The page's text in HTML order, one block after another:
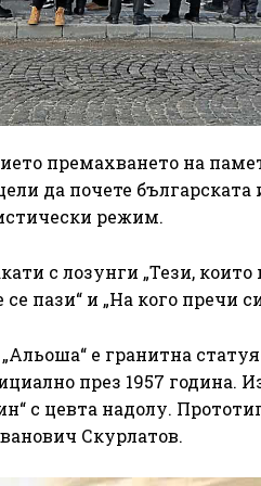
премахването на
да почете
режим.
с лозунги „Тези,
пази“ и „На кого пречи
е гранитна
през 1957 година.
с цевта надолу.
Скурлатов.